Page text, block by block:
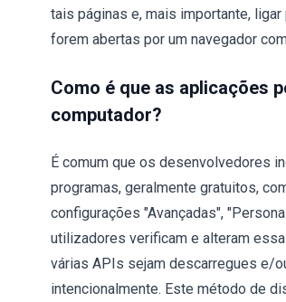
tais páginas e, mais importante,
forem abertas por um navegador
Como é que as aplicações
computador?
É comum que os desenvolvedores
programas, geralmente gratuitos,
configurações "Avançadas",
utilizadores verificam e alteram
várias APIs sejam descarregues e/
intencionalmente. Este método de